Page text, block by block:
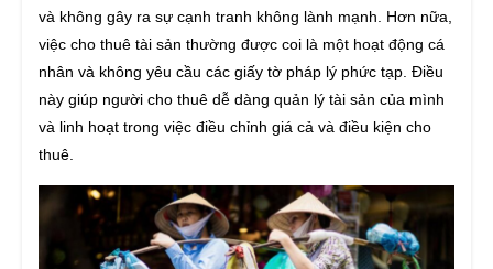
và không gây ra sự cạnh tranh không lành mạnh. Hơn nữa,
việc cho thuê tài sản thường được coi là một hoạt động cá
nhân và không yêu cầu các giấy tờ pháp lý phức tạp. Điều
này giúp người cho thuê dễ dàng quản lý tài sản của mình
và linh hoạt trong việc điều chỉnh giá cả và điều kiện cho
thuê.